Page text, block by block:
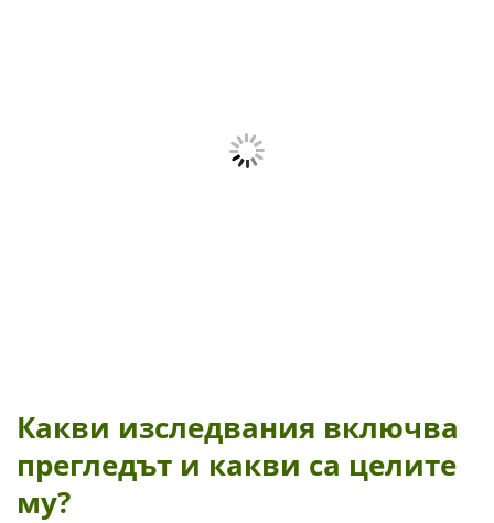
Какви изследвания включва
прегледът и какви са целите
му?